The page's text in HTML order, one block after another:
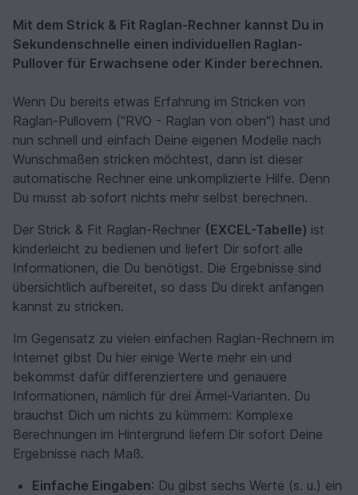
Mit dem Strick & Fit Raglan-Rechner kannst Du in
Sekundenschnelle einen individuellen Raglan-
Pullover für Erwachsene oder Kinder berechnen.
Wenn Du bereits etwas Erfahrung im Stricken von
Raglan-Pullovern ("RVO - Raglan von oben") hast und
nun schnell und einfach Deine eigenen Modelle nach
Wunschmaßen stricken möchtest, dann ist dieser
automatische Rechner eine unkomplizierte Hilfe. Denn
Du musst ab sofort nichts mehr selbst berechnen.
Der Strick & Fit Raglan-Rechner (EXCEL-Tabelle) ist
kinderleicht zu bedienen und liefert Dir sofort alle
Informationen, die Du benötigst. Die Ergebnisse sind
übersichtlich aufbereitet, so dass Du direkt anfangen
kannst zu stricken.
Im Gegensatz zu vielen einfachen Raglan-Rechnern im
Internet gibst Du hier einige Werte mehr ein und
bekommst dafür differenziertere und genauere
Informationen, nämlich für drei Ärmel-Varianten. Du
brauchst Dich um nichts zu kümmern: Komplexe
Berechnungen im Hintergrund liefern Dir sofort Deine
Ergebnisse nach Maß.
Einfache Eingaben: Du gibst sechs Werte (s. u.) ein